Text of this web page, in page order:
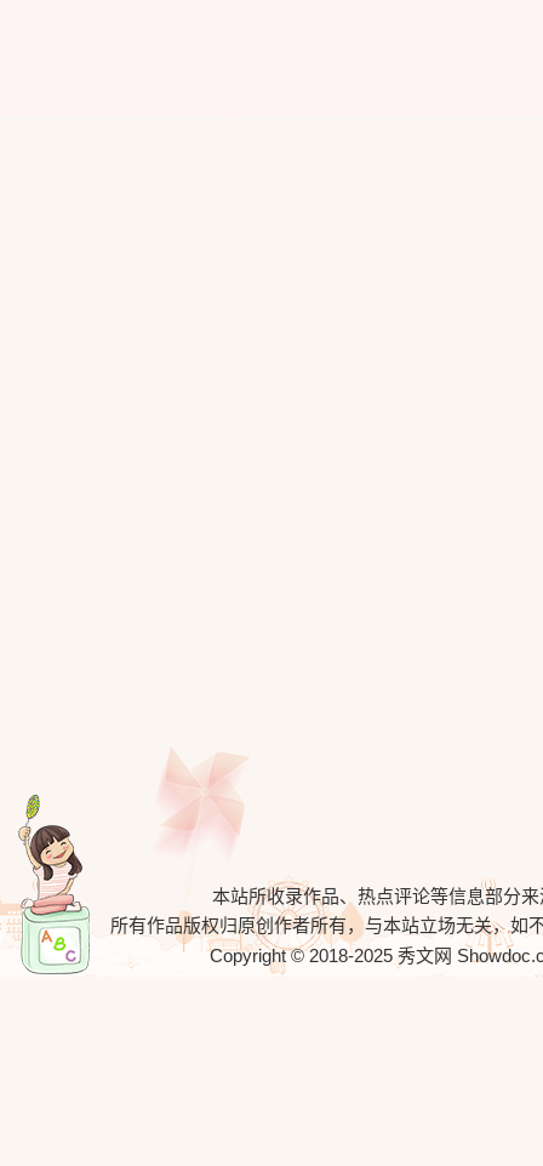
本站所收录作品、热点评论等信息部分
所有作品版权归原创作者所有，与本站立场无关，如
Copyright © 2018-2025 秀文网